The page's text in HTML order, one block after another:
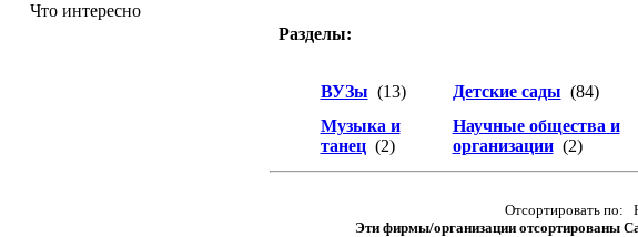
Что интересно
Разделы:
ВУЗы (13) Детские сады (84)
Музыка и
танец(2)
Научные общества и
организации(2)
Отсортировать по:
Эти фирмы/организации отсортированы